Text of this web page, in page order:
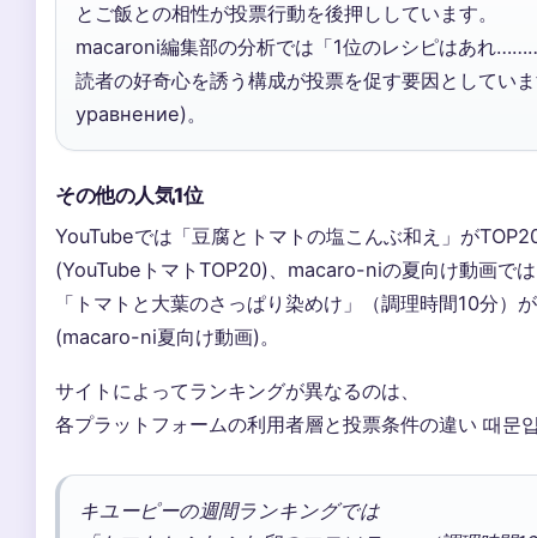
とご飯との相性が投票行動を後押ししています。
macaroni編集部の分析では「1位のレシピはあれ
読者の好奇心を誘う構成が投票を促す要因としてい
уравнение)。
その他の人気1位
YouTubeでは「豆腐とトマトの塩こんぶ和え」が
(YouTubeトマトTOP20)、macaro-niの夏向け動画では
「トマトと大葉のさっぱり染めけ」（調理時間10分）
(macaro-ni夏向け動画)。
サイトによってランキングが異なるのは、
各プラットフォームの利用者層と投票条件の違い 때문
キユーピーの週間ランキングでは